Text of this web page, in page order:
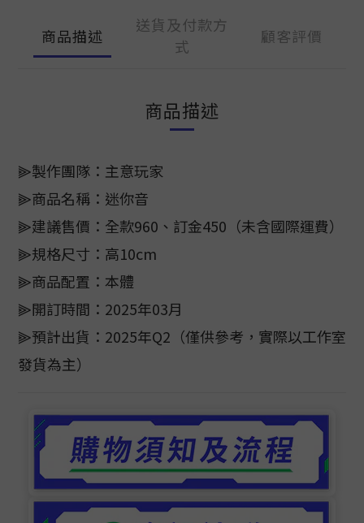
商品描述
送貨及付款方
式
顧客評價
商品描述
⫸製作團隊：主意玩家
⫸商品名稱：迷你音
⫸建議售價：全款960、訂金450（未含國際運費）
⫸規格尺寸：高10cm
⫸商品配置：本體
⫸開訂時間：2025年03月
⫸預計出貨：2025年Q2（僅供參考，實際以工作室
發貨為主）